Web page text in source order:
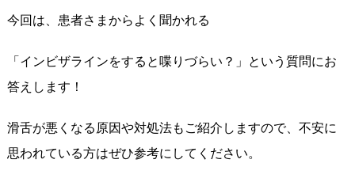
今回は、患者さまからよく聞かれる
「インビザラインをすると喋りづらい？」という質問にお
答えします！
滑舌が悪くなる原因や対処法もご紹介しますので、不安に
思われている方はぜひ参考にしてください。